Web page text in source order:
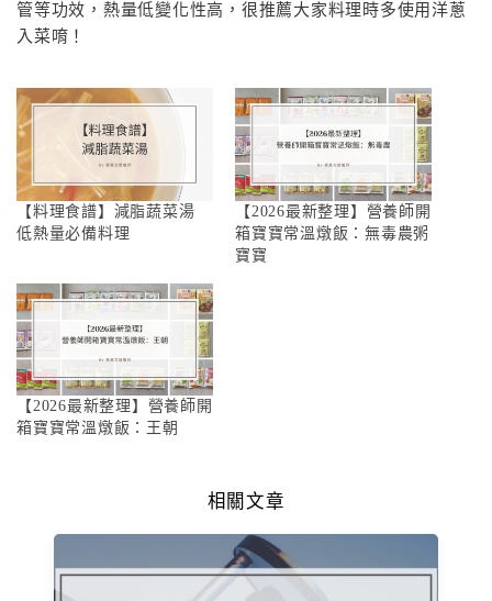
管等功效，熱量低變化性高，很推薦大家料理時多使用洋蔥
入菜唷！
【料理食譜】減脂蔬菜湯
低熱量必備料理
【2026最新整理】營養師開
箱寶寶常溫燉飯：無毒農粥
寶寶
【2026最新整理】營養師開
箱寶寶常溫燉飯：王朝
相關文章